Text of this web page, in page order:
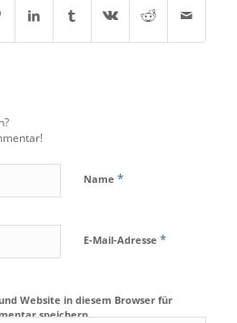
Name *
E-Mail-Adresse *
Website in diesem Browser für
speichern.